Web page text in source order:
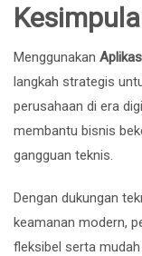
Menggunakan
langkah strategis
perusahaan di era
membantu bisnis
gangguan teknis.
Dengan dukungan
keamanan modern,
fleksibel serta